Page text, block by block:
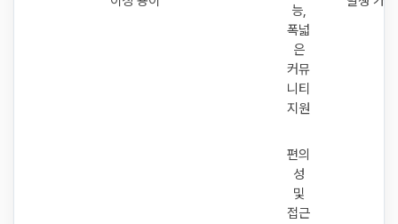
능,
폭넓
은
커뮤
니티
지원
편의
성
및
접근